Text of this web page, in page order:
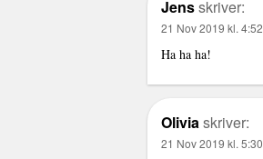
Jensskriver:
21 Nov 2019 kl. 4:52
Ha ha ha!
Oliviaskriver:
21 Nov 2019 kl. 5:30